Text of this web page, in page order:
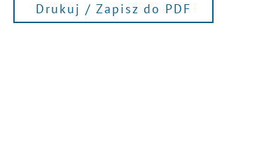
Drukuj / Zapisz do PDF